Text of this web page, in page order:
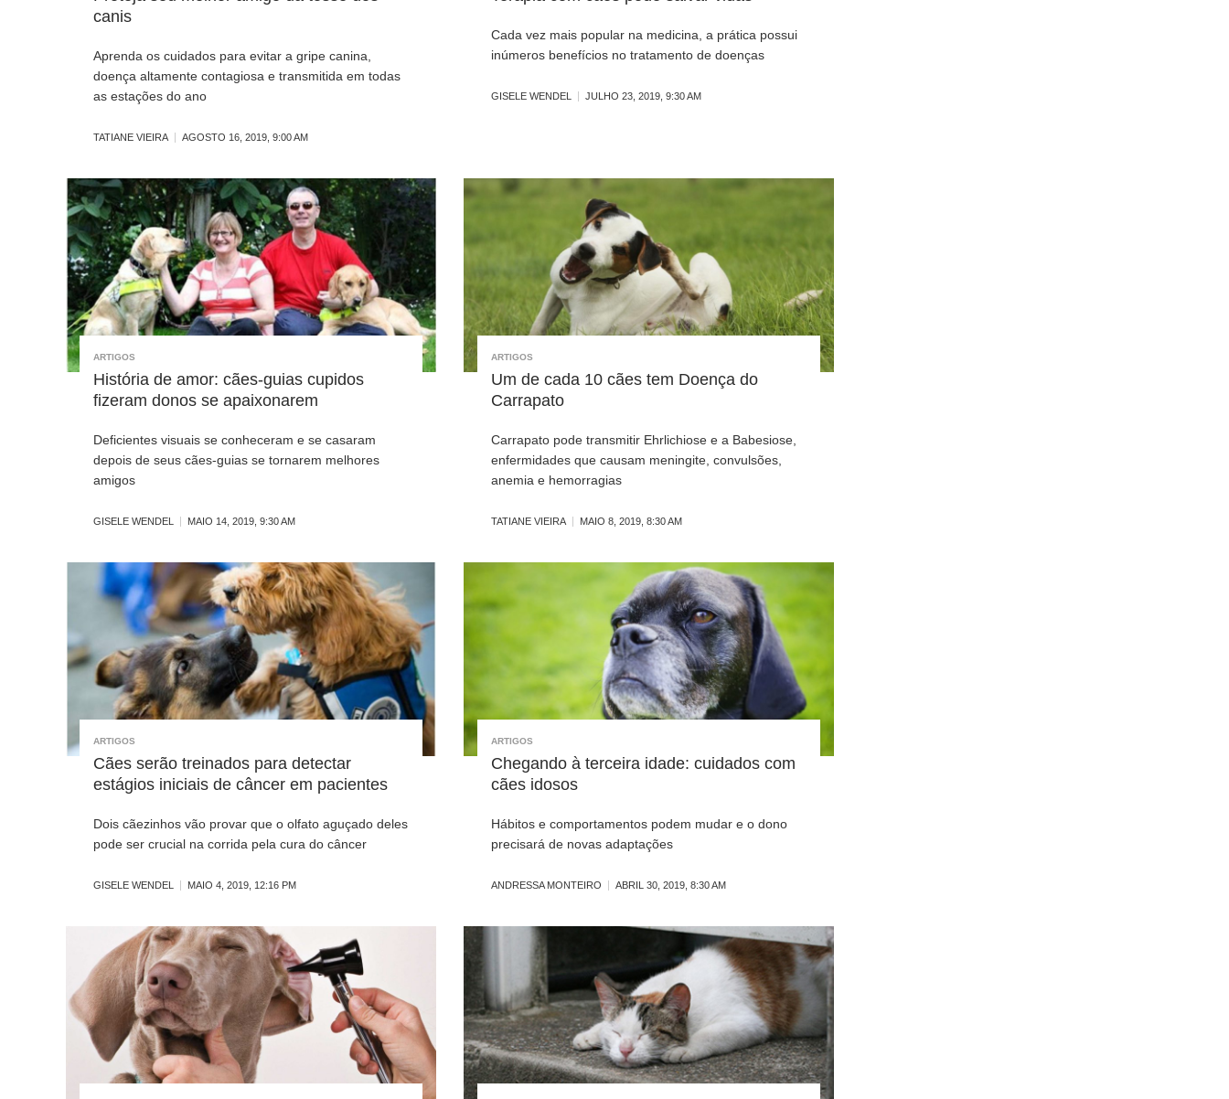
canis
Aprenda os cuidados para evitar a gripe canina,
doença altamente contagiosa e transmitida em todas
as estações do ano
TATIANE VIEIRA AGOSTO 16, 2019, 9:00 AM
Cada vez mais popular na medicina, a prática possui
inúmeros benefícios no tratamento de doenças
GISELE WENDEL JULHO 23, 2019, 9:30 AM
ARTIGOS
História de amor: cães-guias cupidos
fizeram donos se apaixonarem
Deficientes visuais se conheceram e se casaram
depois de seus cães-guias se tornarem melhores
amigos
GISELE WENDEL MAIO 14, 2019, 9:30 AM
ARTIGOS
Um de cada 10 cães tem Doença do
Carrapato
Carrapato pode transmitir Ehrlichiose e a Babesiose,
enfermidades que causam meningite, convulsões,
anemia e hemorragias
TATIANE VIEIRA MAIO 8, 2019, 8:30 AM
ARTIGOS
Cães serão treinados para detectar
estágios iniciais de câncer em pacientes
Dois cãezinhos vão provar que o olfato aguçado deles
pode ser crucial na corrida pela cura do câncer
GISELE WENDEL MAIO 4, 2019, 12:16 PM
ARTIGOS
Chegando à terceira idade: cuidados com
cães idosos
Hábitos e comportamentos podem mudar e o dono
precisará de novas adaptações
ANDRESSA MONTEIRO ABRIL 30, 2019, 8:30 AM